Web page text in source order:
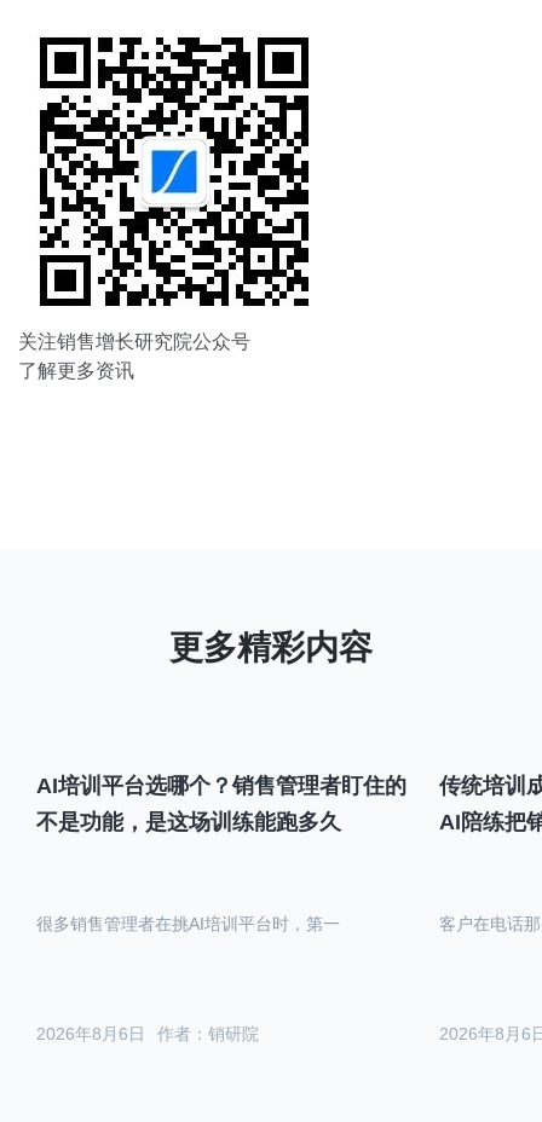
关注销售增长研究院公众号
了解更多资讯
AI培训平台选哪个？销售管理者盯住的
不是功能，是这场训练能跑多久
作者：销研院
2026年8月6日
很多销售管理者在挑AI培训平台时，第一
传统培训
AI陪练把
2026年8月6
客户在电话